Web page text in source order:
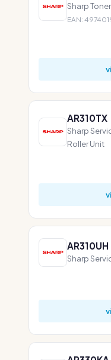
Sharp
EAN:
AR310TX
Sharp
Roller Unit
AR310UH
Sharp